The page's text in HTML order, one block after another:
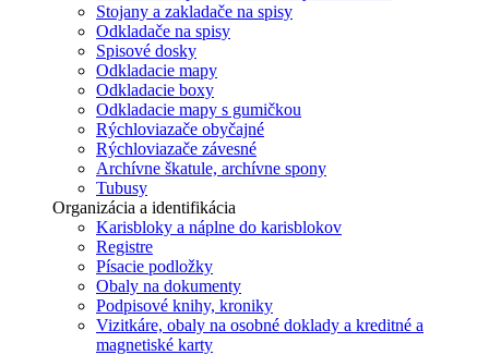
Stojany a zakladače na spisy
Odkladače na spisy
Spisové dosky
Odkladacie mapy
Odkladacie boxy
Odkladacie mapy s gumičkou
Rýchloviazače obyčajné
Rýchloviazače závesné
Archívne škatule, archívne spony
Tubusy
Organizácia a identifikácia
Karisbloky a náplne do karisblokov
Registre
Písacie podložky
Obaly na dokumenty
Podpisové knihy, kroniky
Vizitkáre, obaly na osobné doklady a kreditné a
magnetiské karty